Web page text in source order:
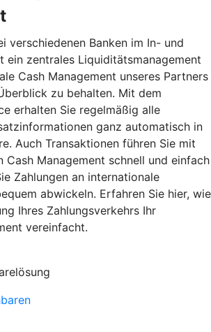
verschiedenen Banken im In- und
ein zentrales Liquiditätsmanagement
Cash Management unseres Partners
zu behalten. Mit dem
erhalten Sie regelmäßig alle
ganz automatisch in
Auch Transaktionen führen Sie mit
Cash Management schnell und einfach
Zahlungen an internationale
abwickeln. Erfahren Sie hier, wie
Ihres Zahlungsverkehrs Ihr
vereinfacht.